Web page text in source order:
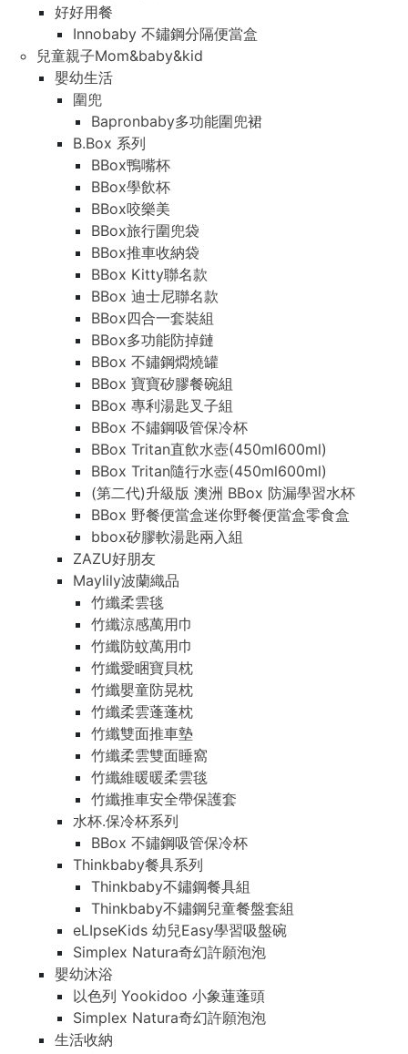
好好用餐
Innobaby 不鏽鋼分隔便當盒
兒童親子Mom&baby&kid
嬰幼生活
圍兜
Bapronbaby多功能圍兜裙
B.Box 系列
BBox鴨嘴杯
BBox學飲杯
BBox咬樂美
BBox旅行圍兜袋
BBox推車收納袋
BBox Kitty聯名款
BBox 迪士尼聯名款
BBox四合一套裝組
BBox多功能防掉鏈
BBox 不鏽鋼燜燒罐
BBox 寶寶矽膠餐碗組
BBox 專利湯匙叉子組
BBox 不鏽鋼吸管保冷杯
BBox Tritan直飲水壺(450ml600ml)
BBox Tritan隨行水壺(450ml600ml)
(第二代)升級版 澳洲 BBox 防漏學習水杯
BBox 野餐便當盒迷你野餐便當盒零食盒
bbox矽膠軟湯匙兩入組
ZAZU好朋友
Maylily波蘭織品
竹纖柔雲毯
竹纖涼感萬用巾
竹纖防蚊萬用巾
竹纖愛睏寶貝枕
竹纖嬰童防晃枕
竹纖柔雲蓬蓬枕
竹纖雙面推車墊
竹纖柔雲雙面睡窩
竹纖維暖暖柔雲毯
竹纖推車安全帶保護套
水杯.保冷杯系列
BBox 不鏽鋼吸管保冷杯
Thinkbaby餐具系列
Thinkbaby不鏽鋼餐具組
Thinkbaby不鏽鋼兒童餐盤套組
eLIpseKids 幼兒Easy學習吸盤碗
Simplex Natura奇幻許願泡泡
嬰幼沐浴
以色列 Yookidoo 小象蓮蓬頭
Simplex Natura奇幻許願泡泡
生活收納